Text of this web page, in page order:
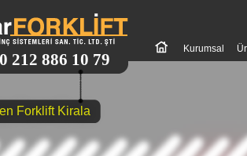
212 886 10 79
Forklift Kirala
Kurumsal